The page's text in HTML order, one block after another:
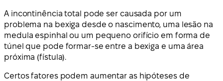
A incontinência total pode ser causada por um
problema na bexiga desde o nascimento, uma lesão na
medula espinhal ou um pequeno orifício em forma de
túnel que pode formar-se entre a bexiga e uma área
próxima (fístula).
Certos fatores podem aumentar as hipóteses de